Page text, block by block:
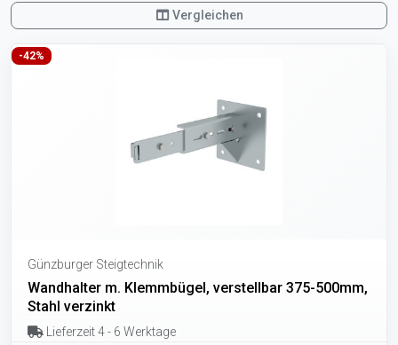
Vergleichen
-42%
Günzburger Steigtechnik
Wandhalter m. Klemmbügel, verstellbar 375-500mm,
Stahl verzinkt
Lieferzeit 4 - 6 Werktage